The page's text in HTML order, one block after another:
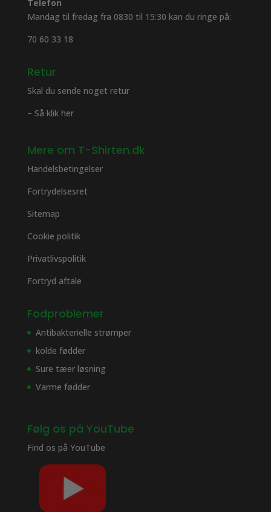
Telefon
Mandag til fredag fra 0830 til 15:30 kan du ringe på:
70 60 33 18
Retur
Skal du sende noget retur
– Så klik her
Mere om T-Shirten.dk
Handelsbetingelser
Fortrydelsesret
Sitemap
Cookie politik
Privatlivspolitik
Fortryd aftale
Fodproblemer
Antibakterielle strømper
kolde fødder
Sure tæer løsning
Varme fødder
Følg os på YouTube
Find os på YouTube